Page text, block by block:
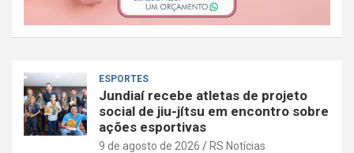
ESPORTES
Jundiaí recebe atletas de projeto
social de jiu-jítsu em encontro sobre
ações esportivas
9 de agosto de 2026 RS Notícias